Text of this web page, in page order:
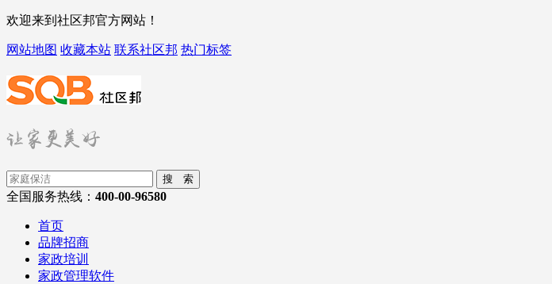
欢迎来到社区邦官方网站！
网站地图 收藏本站 联系社区邦 热门标签
搜 索
全国服务热线： 400-00-96580
首页
品牌招商
家政培训
家政管理软件